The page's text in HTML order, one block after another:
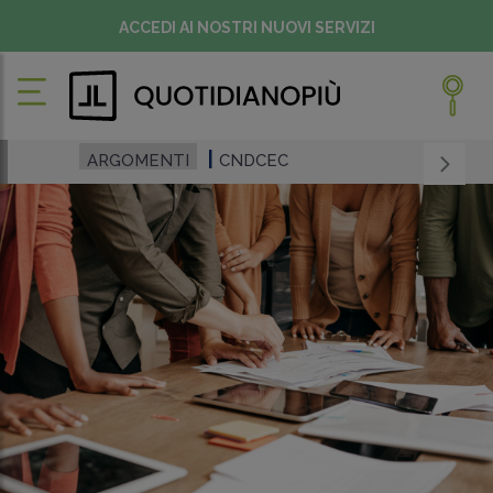
ACCEDI AI NOSTRI NUOVI SERVIZI
ARGOMENTI CNDCEC